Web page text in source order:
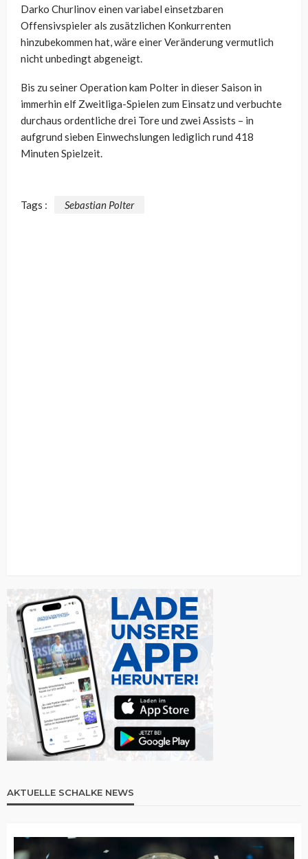
Darko Churlinov einen variabel einsetzbaren
Offensivspieler als zusätzlichen Konkurrenten
hinzubekommen hat, wäre einer Veränderung vermutlich
nicht unbedingt abgeneigt.
Bis zu seiner Operation kam Polter in dieser Saison in
immerhin elf Zweitliga-Spielen zum Einsatz und verbuchte
durchaus ordentliche drei Tore und zwei Assists – in
aufgrund sieben Einwechslungen lediglich rund 418
Minuten Spielzeit.
Tags : Sebastian Polter
AKTUELLE SCHALKE NEWS